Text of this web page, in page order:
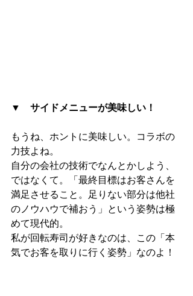
▼　サイドメニューが美味しい！
もうね、ホントに美味しい。コラボの
力技よね。
自分の会社の技術でなんとかしよう、
ではなくて。「最終目標はお客さんを
満足させること。足りない部分は他社
のノウハウで補おう」という姿勢は極
めて現代的。
私が回転寿司が好きなのは、この「本
気でお客を取りに行く姿勢」なのよ！